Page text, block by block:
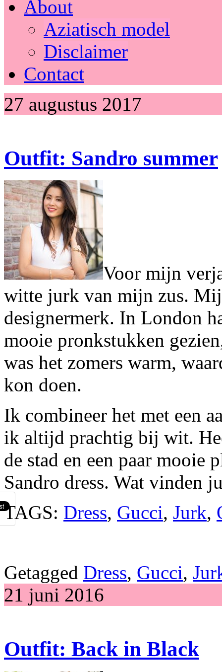
About
Aziatisch model
Disclaimer
Contact
27 augustus 2017
Outfit: Sandro summer
Voor mijn
witte jurk van mijn zus.
designermerk. In London
mooie pronkstukken
was het zomers warm,
kon doen.
Ik combineer het met een
ik altijd prachtig bij wit.
de stad en een paar mooie
Sandro dress. Wat vinden
TAGS: Dress, Gucci, Jurk,
Getagged Dress, Gucci,
21 juni 2016
Outfit: Back in Black